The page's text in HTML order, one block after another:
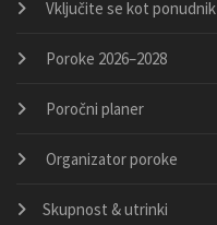
Vključite se kot ponudnik
Poroke 2026–2028
Poročni planer
Organizator poroke
Skupnost & utrinki